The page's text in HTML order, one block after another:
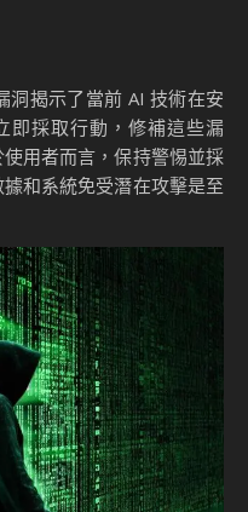
明顯的疏忽。根據德國安
並未對傳入的鏈接進行
制。這樣的疏忽使得攻擊
，所有這些鏈接指向同一
需要立即採取行動，修
。以下是一些建議：
請求中可包含的鏈接數
行身份驗證，以確保只有
時發現和阻止異常的請